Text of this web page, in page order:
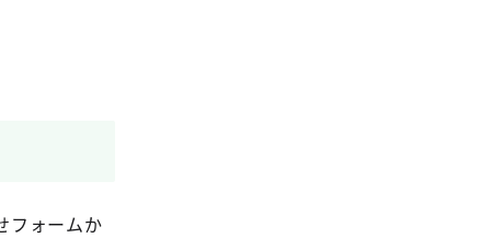
フォームか